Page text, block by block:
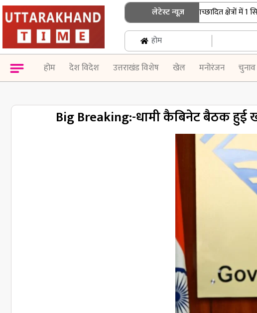
लेटेस्ट न्यूज़
उत्तराखंड में जनगणना की तैयारी तेज, हिमाच्छादित क्षेत्रों में 1
होम
होम देश विदेश उत्तराखंड विशेष खेल मनोरंजन चुनाव
Big Breaking:-धामी कैबिनेट बैठक